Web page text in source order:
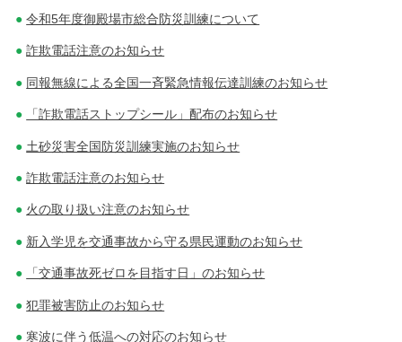
令和5年度御殿場市総合防災訓練について
詐欺電話注意のお知らせ
同報無線による全国一斉緊急情報伝達訓練のお知らせ
「詐欺電話ストップシール」配布のお知らせ
土砂災害全国防災訓練実施のお知らせ
詐欺電話注意のお知らせ
火の取り扱い注意のお知らせ
新入学児を交通事故から守る県民運動のお知らせ
「交通事故死ゼロを目指す日」のお知らせ
犯罪被害防止のお知らせ
寒波に伴う低温への対応のお知らせ